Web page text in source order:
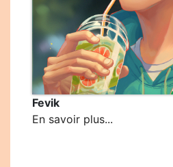
Fevik
En savoir plus...